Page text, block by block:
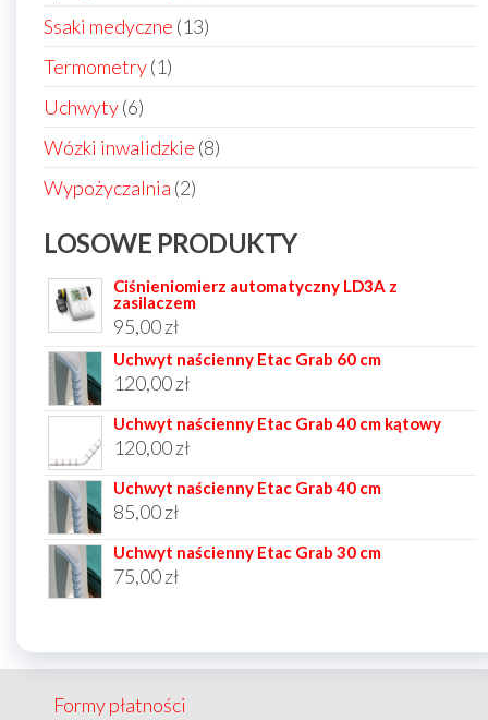
produktów
Ssaki medyczne 1313
Termometry 11
Uchwyty 66
produktów
Wózki inwalidzkie 88
Wypożyczalnia 22
LOSOWE PRODUKTY
Ciśnieniomierz automatyczny LD3A z
zasilaczem
95,00zł
Uchwyt naścienny Etac Grab 60 cm
120,00zł
Uchwyt naścienny Etac Grab 40 cm kątowy
120,00zł
Uchwyt naścienny Etac Grab 40 cm
85,00zł
Uchwyt naścienny Etac Grab 30 cm
75,00zł
Formy płatności